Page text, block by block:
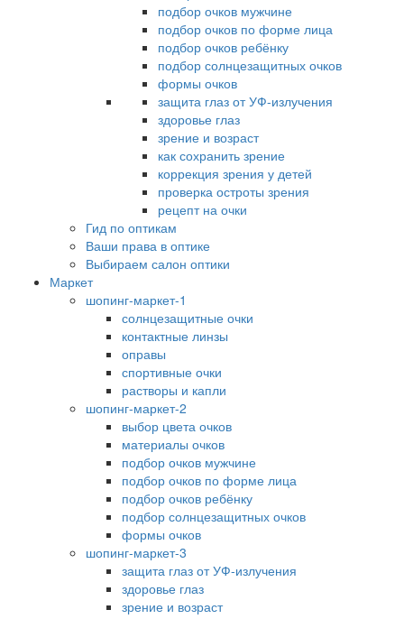
подбор очков мужчине
подбор очков по форме лица
подбор очков ребёнку
подбор солнцезащитных очков
формы очков
защита глаз от УФ-излучения
здоровье глаз
зрение и возраст
как сохранить зрение
коррекция зрения у детей
проверка остроты зрения
рецепт на очки
Гид по оптикам
Ваши права в оптике
Выбираем салон оптики
Маркет
шопинг-маркет-1
солнцезащитные очки
контактные линзы
оправы
спортивные очки
растворы и капли
шопинг-маркет-2
выбор цвета очков
материалы очков
подбор очков мужчине
подбор очков по форме лица
подбор очков ребёнку
подбор солнцезащитных очков
формы очков
шопинг-маркет-3
защита глаз от УФ-излучения
здоровье глаз
зрение и возраст